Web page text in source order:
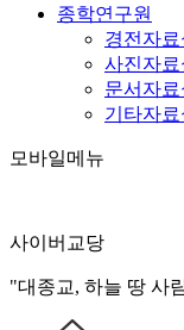
종학연구원
경전자료
사진자료
문서자료
기타자료
모바일메뉴
사이버교당
"대종교, 하늘 땅 사